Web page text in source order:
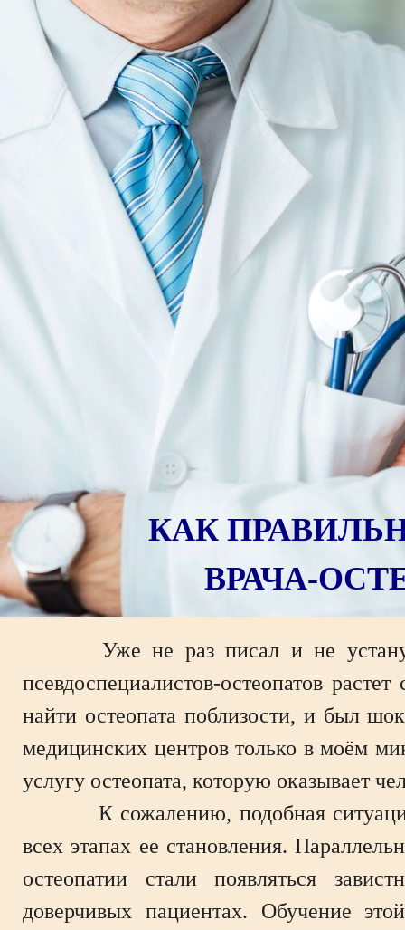
Уже не раз писал и не устану
псевдоспециалистов-остеопатов
найти остеопата поблизости, и был
медицинских центров только в моём
услугу остеопата, которую оказывает
К сожалению, подобная ситуация
всех этапах ее становления.
остеопатии стали появляться
доверчивых пациентах. Обучение
КАК
ВРАЧА-